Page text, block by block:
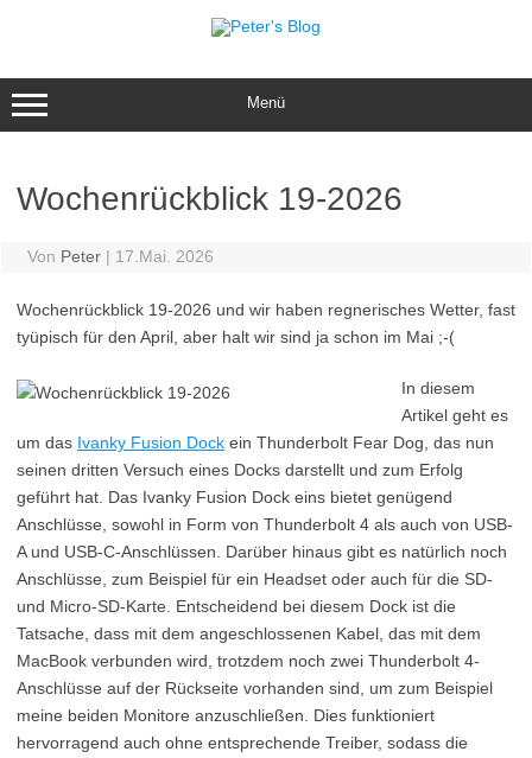
Menü
Wochenrückblick 19-2026
Von Peter | 17.Mai. 2026
Wochenrückblick 19-2026 und wir haben regnerisches Wetter, fast
tyüpisch für den April, aber halt wir sind ja schon im Mai ;-(
In diesem
Artikel geht es
um das Ivanky Fusion Dock ein Thunderbolt Fear Dog, das nun
seinen dritten Versuch eines Docks darstellt und zum Erfolg
geführt hat. Das Ivanky Fusion Dock eins bietet genügend
Anschlüsse, sowohl in Form von Thunderbolt 4 als auch von USB-
A und USB-C-Anschlüssen. Darüber hinaus gibt es natürlich noch
Anschlüsse, zum Beispiel für ein Headset oder auch für die SD-
und Micro-SD-Karte. Entscheidend bei diesem Dock ist die
Tatsache, dass mit dem angeschlossenen Kabel, das mit dem
MacBook verbunden wird, trotzdem noch zwei Thunderbolt 4-
Anschlüsse auf der Rückseite vorhanden sind, um zum Beispiel
meine beiden Monitore anzuschließen. Dies funktioniert
hervorragend auch ohne entsprechende Treiber, sodass die